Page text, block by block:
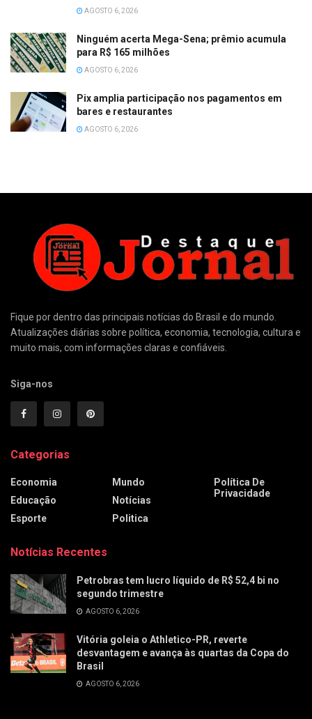
AGOSTO 6, 2026
Ninguém acerta Mega-Sena; prêmio acumula
para R$ 165 milhões
AGOSTO 6, 2026
Pix amplia participação nos pagamentos em
bares e restaurantes
AGOSTO 6, 2026
Fique por dentro das principais notícias do Brasil e do mundo.
Atualizações diárias sobre política, economia, tecnologia, cultura e
muito mais, com informações claras e confiáveis.
Siga-nos
Categorias
Economia
Educação
Esporte
Mundo
Notícias
Politica
Política De
Privacidade
Notícias Recentes
Petrobras tem lucro líquido de R$ 52,4 bi no
segundo trimestre
AGOSTO 6, 2026
Vitória goleia o Athletico-PR, reverte
desvantagem e avança às quartas da Copa do
Brasil
AGOSTO 6, 2026